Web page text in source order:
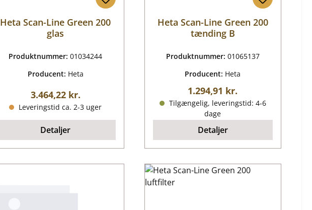
Heta Scan-Line Green 200
glas
Produktnummer:01034244
Producent: Heta
Almindelig pris:
3.464,22 kr.
Leveringstid ca. 2-3 uger
Detaljer
Heta Scan-Line Green 200
tænding B
Produktnummer: 01065137
Producent: Heta
Almindelig pris:
1.294,91 kr.
Tilgængelig, leveringstid: 4-6
dage
Detaljer